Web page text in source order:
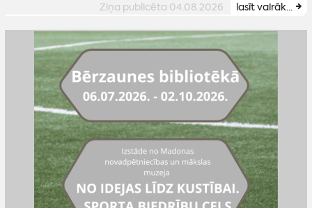
Ziņa publicēta 04.08.2026 lasīt vairāk...